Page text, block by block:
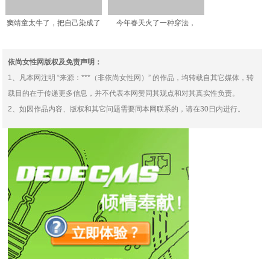
窦靖童太牛了，把自己染成了
今年春天火了一种穿法，
依尚女性网版权及免责声明：
1、凡本网注明 “来源：***（非依尚女性网）” 的作品，均转载自其它媒体，转
载目的在于传递更多信息，并不代表本网赞同其观点和对其真实性负责。
2、如因作品内容、版权和其它问题需要同本网联系的，请在30日内进行。